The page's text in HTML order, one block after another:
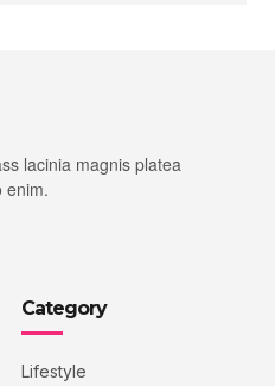
lacinia magnis platea
enim.
Category
Lifestyle